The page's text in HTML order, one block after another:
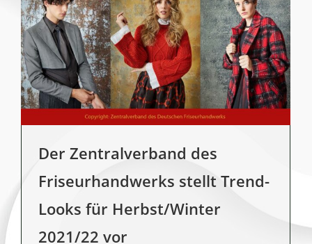
Der Zentralverband des
Friseurhandwerks stellt Trend-
Looks für Herbst/Winter
2021/22 vor